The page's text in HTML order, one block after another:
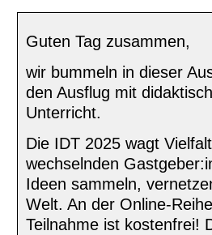
Guten Tag zusammen,
wir bummeln in dieser
den Ausflug mit
Unterricht.
Die IDT 2025 wagt
wechselnden
Ideen sammeln,
Welt. An der Online-
Teilnahme ist kostenfrei!